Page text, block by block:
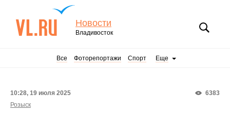
Новости
Владивосток
Все Фоторепортажи Спорт Еще
6383
10:28, 19 июля 2025
Розыск